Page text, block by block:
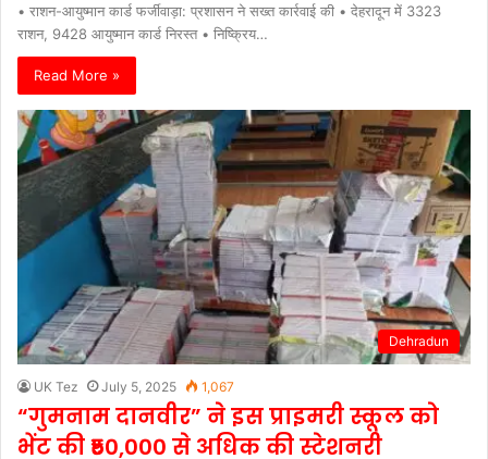
• राशन-आयुष्मान कार्ड फर्जीवाड़ा: प्रशासन ने सख्त कार्रवाई की • देहरादून में 3323
राशन, 9428 आयुष्मान कार्ड निरस्त • निष्क्रिय…
Read More »
Dehradun
UK Tez July 5, 2025 1,067
“गुमनाम दानवीर” ने इस प्राइमरी स्कूल को
भेंट की ₹50,000 से अधिक की स्टेशनरी